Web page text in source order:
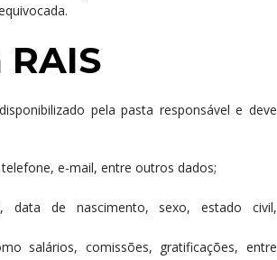
pela pasta responsável e deve
e-mail, entre outros dados;
data de nascimento, sexo, estado civil,
salários, comissões, gratificações, entre